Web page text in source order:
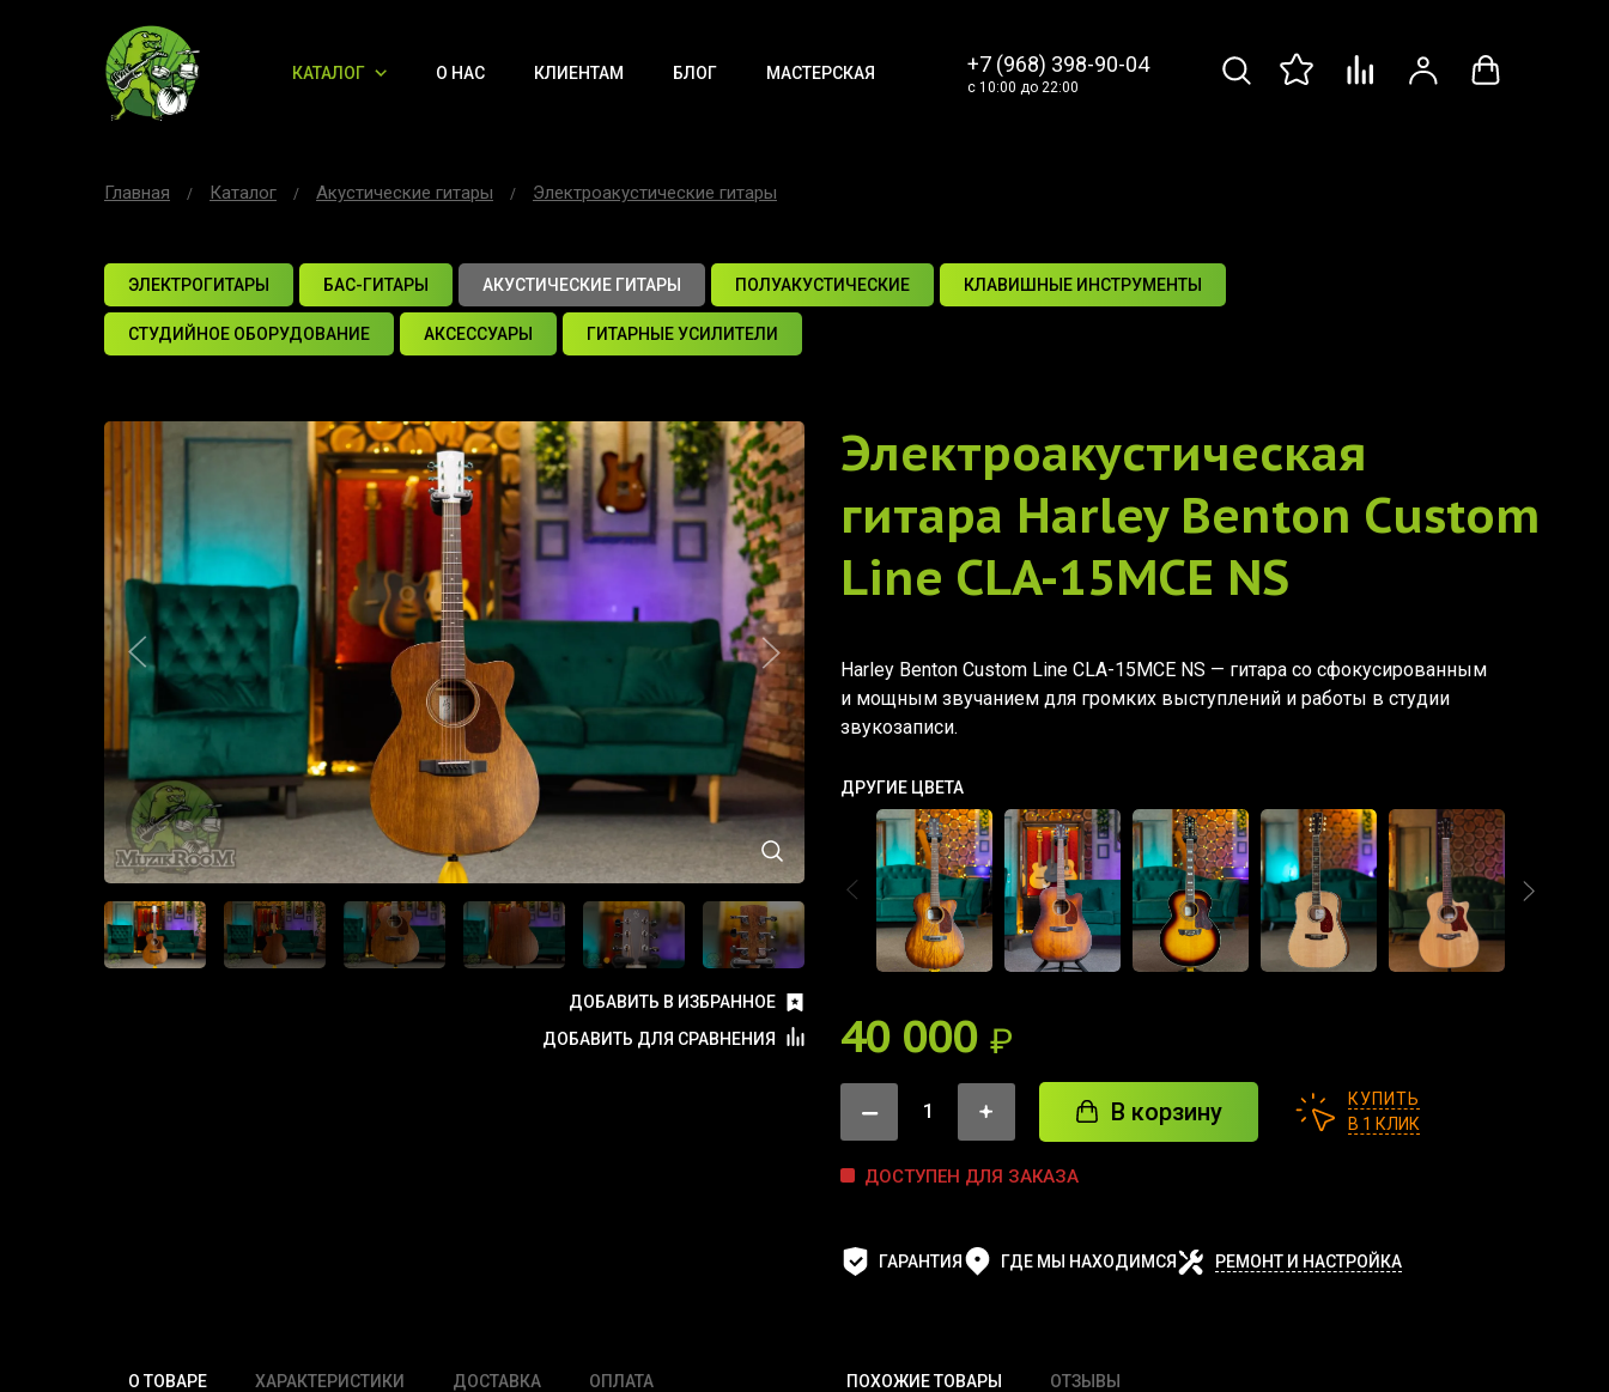
КАТАЛОГ О НАС КЛИЕНТАМ БЛОГ МАСТЕРСКАЯ +7 (968) 398-90-04
с 10:00 до 22:00
Главная Каталог Акустические гитары Электроакустические гитары
ЭЛЕКТРОГИТАРЫ БАС-ГИТАРЫ АКУСТИЧЕСКИЕ ГИТАРЫ ПОЛУАКУСТИЧЕСКИЕ КЛАВИШНЫЕ ИНСТРУМЕНТЫ
СТУДИЙНОЕ ОБОРУДОВАНИЕ АКСЕССУАРЫ ГИТАРНЫЕ УСИЛИТЕЛИ
ДОБАВИТЬ В ИЗБРАННОЕ
ДОБАВИТЬ ДЛЯ СРАВНЕНИЯ
Электроакустическая
гитара Harley Benton Custom
Line CLA-15MCE NS
Harley Benton Custom Line CLA-15MCE NS — гитара со сфокусированным
и мощным звучанием для громких выступлений и работы в студии
звукозаписи.
ДРУГИЕ ЦВЕТА
40 000 ₽
В корзину
КУПИТЬ
В 1 КЛИК
ДОСТУПЕН ДЛЯ ЗАКАЗА
ГАРАНТИЯ ГДЕ МЫ НАХОДИМСЯ РЕМОНТ И НАСТРОЙКА
О ТОВАРЕ ХАРАКТЕРИСТИКИ ДОСТАВКА ОПЛАТА ПОХОЖИЕ ТОВАРЫ ОТЗЫВЫ